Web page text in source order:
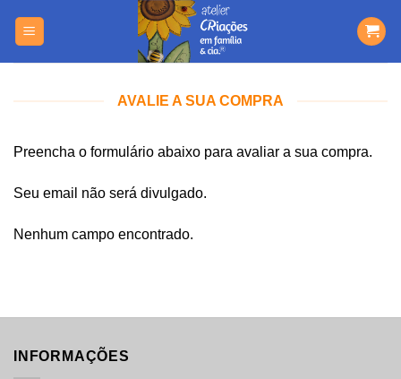
AVALIE A SUA COMPRA
Preencha o formulário abaixo para avaliar a sua compra.
Seu email não será divulgado.
Nenhum campo encontrado.
INFORMAÇÕES